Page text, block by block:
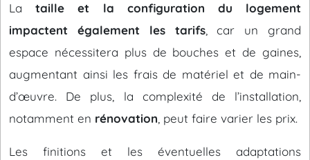
Lataille et la configuration du logement
impactent également les tarifs, car un grand
espace nécessitera plus de bouches et de gaines,
augmentant ainsi les frais de matériel et de main-
d’œuvre. De plus, la complexité de l’installation,
notamment en rénovation , peut faire varier les prix.
Les finitions et les éventuelles adaptations